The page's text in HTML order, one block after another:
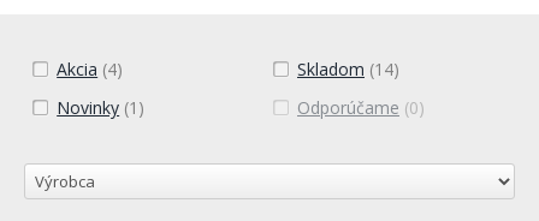
Akcia (4) Skladom (14)
Novinky (1) Odporúčame (0)